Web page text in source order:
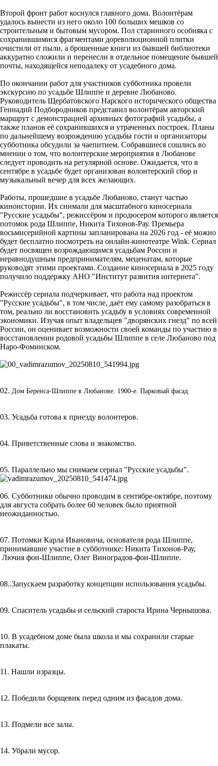
Второй фронт работ коснулся главного дома. Волонтёрам
удалось вынести из него около 100 больших мешков со
строительным и бытовым мусором. Пол старинного особняка с
сохранившимися фрагментами дореволюционной плитки
очистили от пыли, а брошенные книги из бывшей библиотеки
аккуратно сложили и перенесли в отдельное помещение бывшей
почты, находящейся неподалеку от усадебного дома.
По окончании работ для участников субботника провели
экскурсию по усадьбе Шлиппе и деревне Любаново.
Руководитель Щербатовского Нарского исторического общества
Геннадий Подбородников представил волонтёрам авторский
маршрут с демонстрацией архивных фотографий усадьбы, а
также планов её сохранившихся и утраченных построек. Планы
по дальнейшему возрождению усадьбы гости и организаторы
субботника обсудили за чаепитием. Собравшиеся сошлись во
мнении о том, что волонтерские мероприятия в Любанове
следует проводить на регулярной основе. Ожидается, что в
сентябре в усадьбе будет организован волонтерский сбор и
музыкальный вечер для всех желающих.
Работы, прошедшие в усадьбе Любаново, станут частью
киноистории. Их снимали для масштабного киносериала
"Русские усадьбы", режиссёром и продюсером которого является
потомок рода Шлиппе, Никита Тихонов-Рау. Премьера
восьмисерийной картины запланирована на 2026 год - её можно
будет бесплатно посмотреть на онлайн-кинотеатре Wink. Сериал
будет посвящен возрождающимся усадьбам России и
неравнодушным предпринимателям, меценатам, которые
руководят этими проектами. Создание киносериала в 2025 году
получило поддержку АНО "Институт развития интернета".
Режиссёр сериала подчеркивает, что работа над проектом
"Русские усадьбы", в том числе, даёт ему самому разобраться в
том, реально ли восстановить усадьбу в условиях современной
экономики. Изучая опыт владельцев "дворянских гнезд" по всей
России, он оценивает возможности своей команды по участию в
восстановлении родовой усадьбы Шлиппе в селе Любаново под
Наро-Фоминском.
02. Дом Беренса-Шлиппе в Любанове. 1900-е. Парковый фасад.
03. Усадьба готова к приезду волонтеров.
04. Приветственные слова и знакомство.
05. Параллельно мы снимаем сериал "Русские усадьбы".
06. Субботники обычно проводим в сентябре-октябре, поэтому
для августа собрать более 60 человек было приятной
неожиданностью.
07. Потомки Карла Ивановича, основателя рода Шлиппе,
принимавшие участие в субботнике: Никита Тихонов-Рау,
Лючия фон-Шлиппе, Олег Виноградов-фон-Шлиппе.
08..Запускаем разработку концепции использования усадьбы.
09. Спаситель усадьбы и сельский староста Ирина Чернышова.
10. В усадебном доме была школа и мы сохранили старые
плакаты.
11. Нашли изразцы.
12. Победили борщевик перед одним из фасадов дома.
13. Подмели все залы.
14. Убрали мусор.